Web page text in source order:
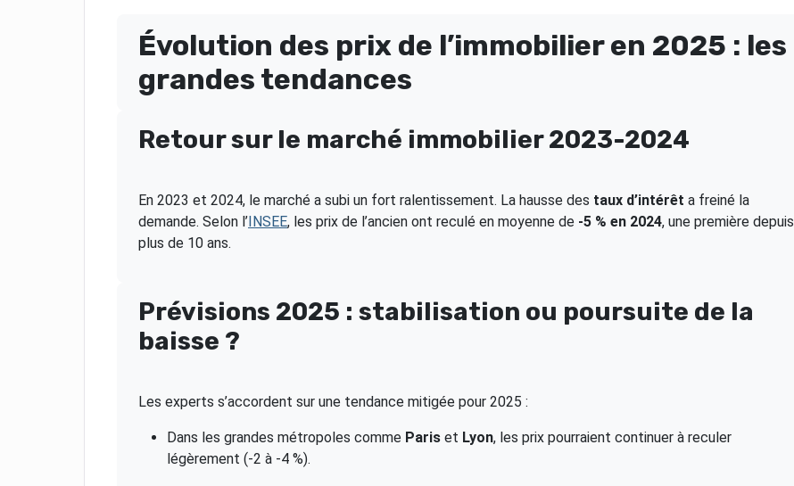
Évolution des prix de l’immobilier en 2025 : les
grandes tendances
Retour sur le marché immobilier 2023-2024
En 2023 et 2024, le marché a subi un fort ralentissement. La hausse des taux d’intérêt a freiné la
demande. Selon l’INSEE, les prix de l’ancien ont reculé en moyenne de -5 % en 2024, une première depuis
plus de 10 ans.
Prévisions 2025 : stabilisation ou poursuite de la
baisse ?
Les experts s’accordent sur une tendance mitigée pour 2025 :
Dans les grandes métropoles comme Paris et Lyon, les prix pourraient continuer à reculer
légèrement (-2 à -4 %).